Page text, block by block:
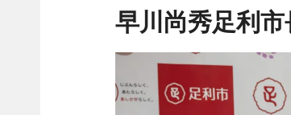
早川尚秀足利市